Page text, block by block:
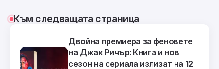
Към следващата страница
Двойна премиера за феновете
на Джак Ричър: Книга и нов
сезон на сериала излизат на 12